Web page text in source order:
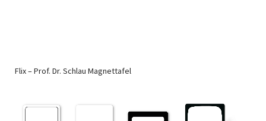
Flix – Prof. Dr. Schlau Magnettafel